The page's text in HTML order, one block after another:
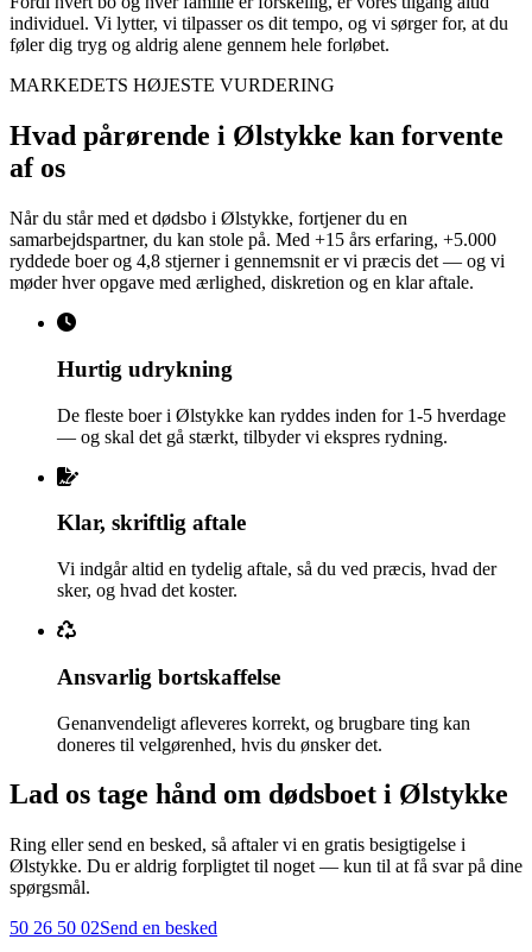
individuel. Vi lytter, vi tilpasser os dit tempo, og vi sørger for, at du
føler dig tryg og aldrig alene gennem hele forløbet.
MARKEDETS HØJESTE VURDERING
Hvad pårørende i Ølstykke kan forvente
af os
Når du står med et dødsbo i Ølstykke, fortjener du en
samarbejdspartner, du kan stole på. Med +15 års erfaring, +5.000
ryddede boer og 4,8 stjerner i gennemsnit er vi præcis det — og vi
møder hver opgave med ærlighed, diskretion og en klar aftale.
Hurtig udrykning
De fleste boer i Ølstykke kan ryddes inden for 1-5 hverdage
— og skal det gå stærkt, tilbyder vi ekspres rydning.
Klar, skriftlig aftale
Vi indgår altid en tydelig aftale, så du ved præcis, hvad der
sker, og hvad det koster.
Ansvarlig bortskaffelse
Genanvendeligt afleveres korrekt, og brugbare ting kan
doneres til velgørenhed, hvis du ønsker det.
Lad os tage hånd om dødsboet i Ølstykke
Ring eller send en besked, så aftaler vi en gratis besigtigelse i
Ølstykke. Du er aldrig forpligtet til noget — kun til at få svar på dine
spørgsmål.
50 26 50 02Send en besked